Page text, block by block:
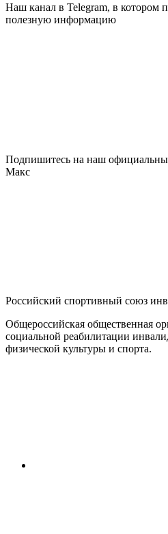
Наш канал в Telegram, в котором
полезную информацию
Подпишитесь на наш
Макс
Российский спортивный союз
Общероссийская общественная
социальной реабилитации
физической культуры и спорта.